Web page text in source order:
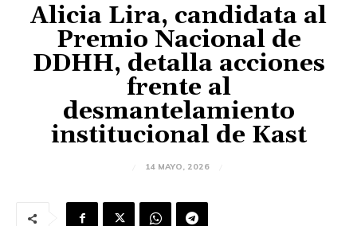
Alicia Lira, candidata al
Premio Nacional de
DDHH, detalla acciones
frente al
desmantelamiento
institucional de Kast
14 MAYO, 2026